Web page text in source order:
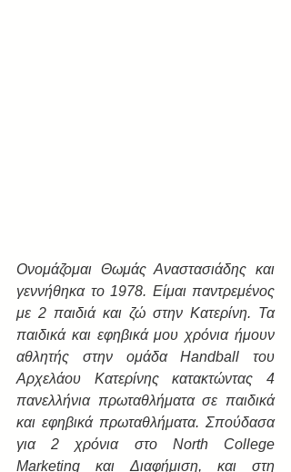
Ονομάζομαι Θωμάς Αναστασιάδης και
γεννήθηκα το 1978. Είμαι παντρεμένος
με 2 παιδιά και ζώ στην Κατερίνη. Τα
παιδικά και εφηβικά μου χρόνια ήμουν
αθλητής στην ομάδα Handball του
Αρχελάου Κατερίνης κατακτώντας 4
πανελλήνια πρωταθλήματα σε παιδικά
και εφηβικά πρωταθλήματα. Σπούδασα
για 2 χρόνια στο North College
Marketing και Διαφήμιση, και στη